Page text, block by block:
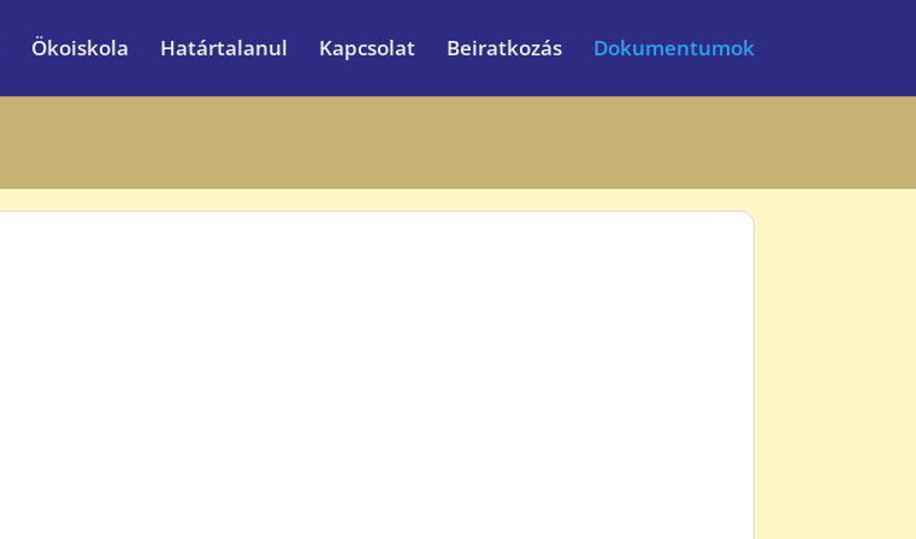
Ökoiskola Határtalanul Kapcsolat Beiratkozás Dokumentumok